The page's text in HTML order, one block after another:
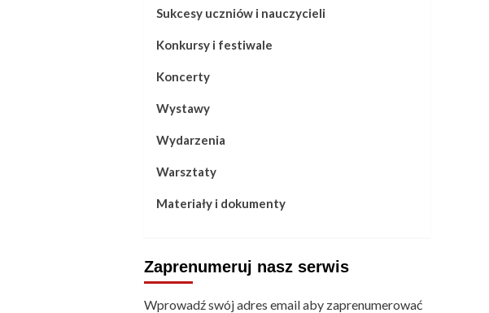
Sukcesy uczniów i nauczycieli
Konkursy i festiwale
Koncerty
Wystawy
Wydarzenia
Warsztaty
Materiały i dokumenty
Zaprenumeruj nasz serwis
Wprowadź swój adres email aby zaprenumerować